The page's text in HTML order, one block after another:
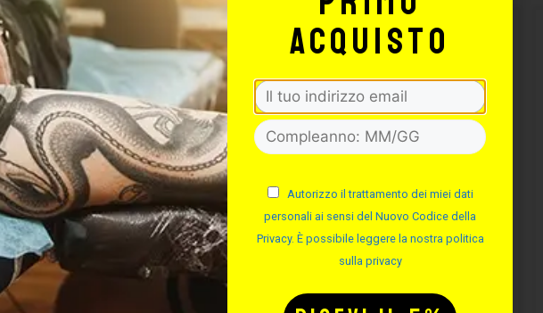
DIMA ASSEMBLA
AGHI
-50% -50%
acquisto
Autorizzo il trattamento dei miei dati
personali ai sensi del Nuovo Codice della
Privacy. È possibile leggere la nostra politica
sulla privacy